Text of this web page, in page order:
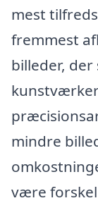
mest
fremmest
billeder,
mindre
være forskel